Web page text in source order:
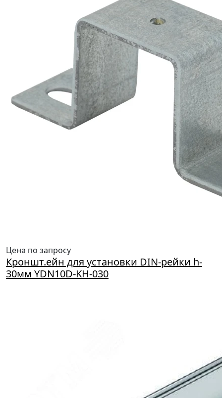
Цена по запросу
Кроншт.ейн для установки DIN-рейки h-
30мм YDN10D-KH-030